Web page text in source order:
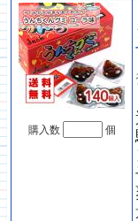
購入数 個